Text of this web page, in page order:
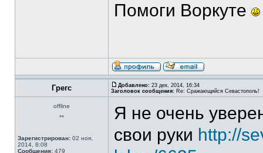
Помоги Воркуте
Грегс Добавлено: 23 дек, 2014, 16:34
Заголовок сообщения: Re: Сражающийся Севастополь!
offline
**
Зарегистрирован: 02 ноя,
2014, 8:08
Сообщения: 479
Я не очень
свои руки http://